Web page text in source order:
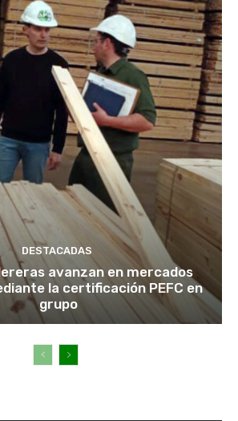
DESTACADAS
avanzan en mercados
la certificación PEFC en
grupo